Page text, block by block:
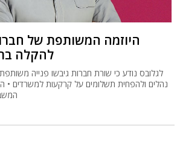
היוזמה המשותפת של
להקלה
לגלובס נודע כי שורת חברות גיבשו פנייה
נהלים ולהפחית תשלומים על קרקעות למשרדים •